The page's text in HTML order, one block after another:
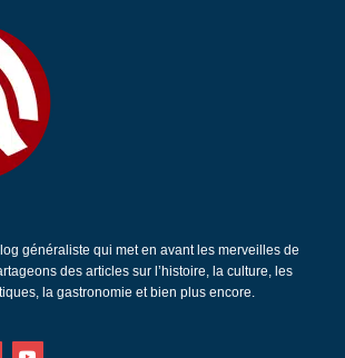
généraliste qui met en avant les merveilles de
des articles sur l’histoire, la culture, les
la gastronomie et bien plus encore.